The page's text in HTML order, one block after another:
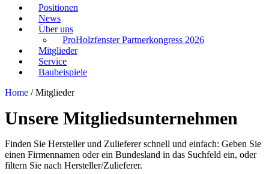
Positionen
News
Über uns
ProHolzfenster Partnerkongress 2026
Mitglieder
Service
Baubeispiele
Home /Mitglieder
Unsere Mitgliedsunternehmen
Finden Sie Hersteller und Zulieferer schnell und einfach: Geben Sie
einen Firmennamen oder ein Bundesland in das Suchfeld ein, oder
filtern Sie nach Hersteller/Zulieferer.